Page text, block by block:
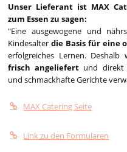
Unser Lieferant ist MAX
zum Essen zu sagen:
"Eine ausgewogene und
Kindesalterdie Basis für eine
erfolgreiches Lernen. Deshalb
frisch angeliefert und direkt
und schmackhafte Gerichte
MAX Catering Seite
Link zu den Formularen